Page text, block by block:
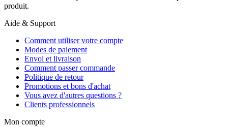
produit.
Aide & Support
Comment utiliser votre compte
Modes de paiement
Envoi et livraison
Comment passer commande
Politique de retour
Promotions et bons d'achat
Vous avez d'autres questions ?
Clients professionnels
Mon compte